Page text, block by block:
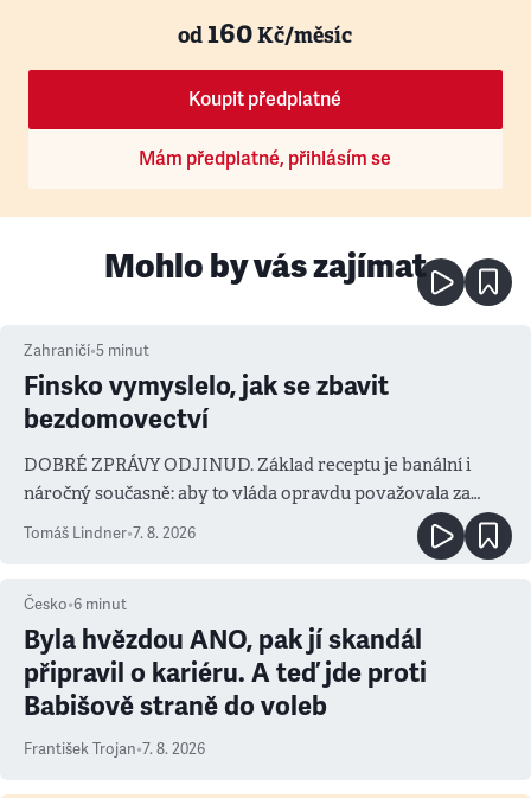
od160Kč/měsíc
Koupit předplatné
Mám předplatné, přihlásím se
Mohlo by vás zajímat
Zahraničí•5 minut
Finsko vymyslelo, jak se zbavit
bezdomovectví
DOBRÉ ZPRÁVY ODJINUD. Základ receptu je banální i
náročný současně: aby to vláda opravdu považovala za
prioritu
Tomáš Lindner•7. 8. 2026
Česko•6 minut
Byla hvězdou ANO, pak jí skandál
připravil o kariéru. A teď jde proti
Babišově straně do voleb
František Trojan•7. 8. 2026